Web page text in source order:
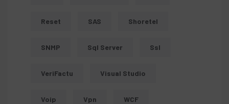
Reset SAS Shoretel
SNMP Sql Server Ssl
VeriFactu Visual Studio
Voip Vpn WCF